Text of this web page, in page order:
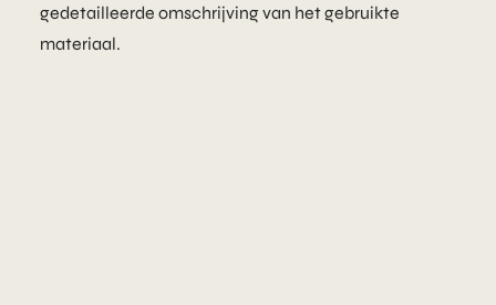
gedetailleerde omschrijving van het gebruikte
materiaal.